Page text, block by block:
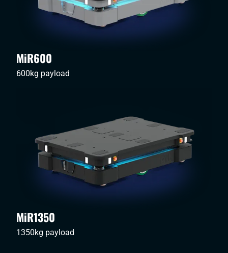
MiR600
600kg payload
MiR1350
1350kg payload